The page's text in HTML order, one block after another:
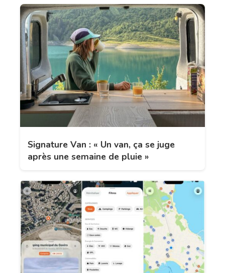
Signature Van : « Un van, ça se juge
après une semaine de pluie »